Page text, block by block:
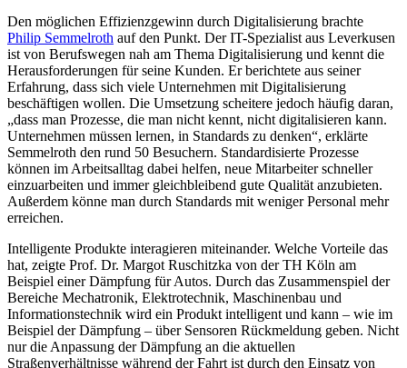
Den möglichen Effizienzgewinn durch Digitalisierung brachte
Philip Semmelroth auf den Punkt. Der IT-Spezialist aus Leverkusen
ist von Berufswegen nah am Thema Digitalisierung und kennt die
Herausforderungen für seine Kunden. Er berichtete aus seiner
Erfahrung, dass sich viele Unternehmen mit Digitalisierung
beschäftigen wollen. Die Umsetzung scheitere jedoch häufig daran,
„dass man Prozesse, die man nicht kennt, nicht digitalisieren kann.
Unternehmen müssen lernen, in Standards zu denken“, erklärte
Semmelroth den rund 50 Besuchern. Standardisierte Prozesse
können im Arbeitsalltag dabei helfen, neue Mitarbeiter schneller
einzuarbeiten und immer gleichbleibend gute Qualität anzubieten.
Außerdem könne man durch Standards mit weniger Personal mehr
erreichen.
Intelligente Produkte interagieren miteinander. Welche Vorteile das
hat, zeigte Prof. Dr. Margot Ruschitzka von der TH Köln am
Beispiel einer Dämpfung für Autos. Durch das Zusammenspiel der
Bereiche Mechatronik, Elektrotechnik, Maschinenbau und
Informationstechnik wird ein Produkt intelligent und kann – wie im
Beispiel der Dämpfung – über Sensoren Rückmeldung geben. Nicht
nur die Anpassung der Dämpfung an die aktuellen
Straßenverhältnisse während der Fahrt ist durch den Einsatz von